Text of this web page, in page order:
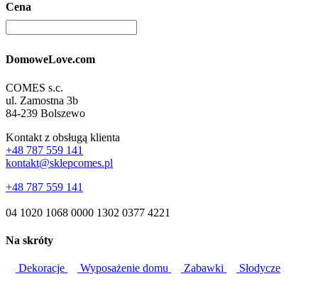
Cena
DomoweLove.com
COMES s.c.
ul. Zamostna 3b
84-239 Bolszewo
Kontakt z obsługą klienta
+48 787 559 141
kontakt@sklepcomes.pl
+48 787 559 141
04 1020 1068 0000 1302 0377 4221
Na skróty
Dekoracje Wyposażenie domu Zabawki Słodycze